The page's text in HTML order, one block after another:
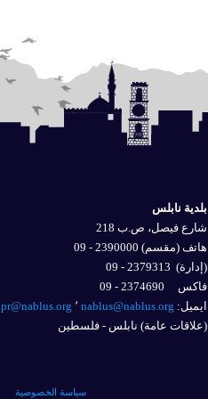
بلدية نابلس
شارع فيصل، ص.ب 218
هاتف (مقسم) 2390000 - 09
(إدارة)2379313 - 09
فاكس 2374690 - 09
ايميل: nablus@nablus.org٬
pr@nablus.org
(علاقات عامة) نابلس - فلسطين
سياسة الخصوصية